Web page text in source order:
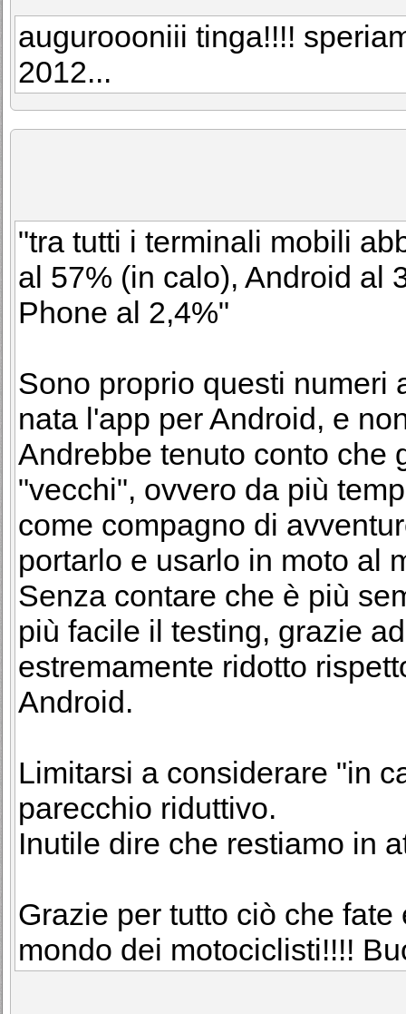
auguroooniii tinga!!!!
2012...
"tra tutti i terminali mobili
al 57% (in calo), Android al
Phone al 2,4%"
Sono proprio questi numeri
nata l'app per Android, e
Andrebbe tenuto conto che
"vecchi", ovvero da più
come compagno di
portarlo e usarlo in moto al
Senza contare che è più
più facile il testing, grazie
estremamente ridotto
Android.
Limitarsi a considerare "in
parecchio riduttivo.
Inutile dire che restiamo in
Grazie per tutto ciò che
mondo dei motociclisti!!!!